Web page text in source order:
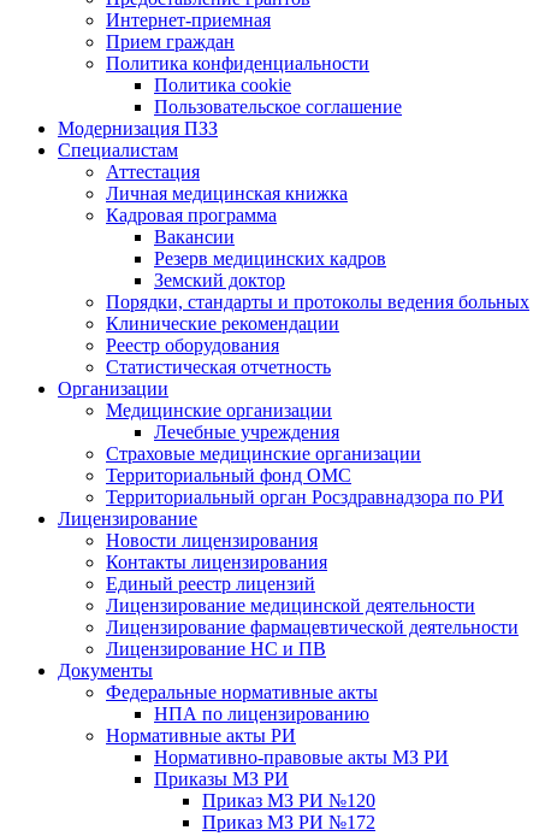
Интернет-приемная
Прием граждан
Политика конфиденциальности
Политика cookie
Пользовательское соглашение
Модернизация ПЗЗ
Специалистам
Аттестация
Личная медицинская книжка
Кадровая программа
Вакансии
Резерв медицинских кадров
Земский доктор
Порядки, стандарты и протоколы ведения больных
Клинические рекомендации
Реестр оборудования
Статистическая отчетность
Организации
Медицинские организации
Лечебные учреждения
Страховые медицинские организации
Территориальный фонд ОМС
Территориальный орган Росздравнадзора по РИ
Лицензирование
Новости лицензирования
Контакты лицензирования
Единый реестр лицензий
Лицензирование медицинской деятельности
Лицензирование фармацевтической деятельности
Лицензирование НС и ПВ
Документы
Федеральные нормативные акты
НПА по лицензированию
Нормативные акты РИ
Нормативно-правовые акты МЗ РИ
Приказы МЗ РИ
Приказ МЗ РИ №120
Приказ МЗ РИ №172